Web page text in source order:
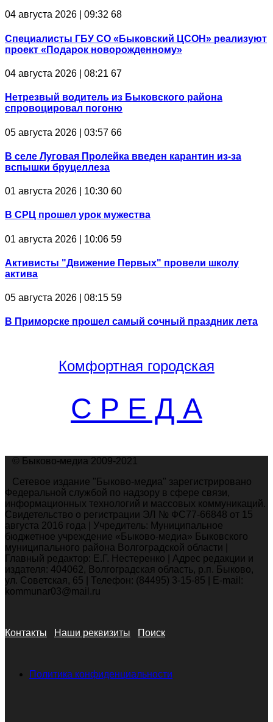
04 августа 2026 | 09:32 68
Специалисты ГБУ СО «Быковский ЦСОН» реализуют
проект «Подарок новорожденному»
04 августа 2026 | 08:21 67
Нетрезвый водитель из Быковского района
спровоцировал погоню
05 августа 2026 | 03:57 66
В селе Луговая Пролейка введен карантин из-за
вспышки бруцеллеза
01 августа 2026 | 10:30 60
В СРЦ прошел урок мужества
01 августа 2026 | 10:06 59
Активисты "Движение Первых" провели школу
актива
05 августа 2026 | 08:15 59
В Приморске прошел самый сочный праздник лета
Комфортная городская
С Р Е Д А
© Быково-медиа 2009-2021
Сетевое издание "Быково-медиа" зарегистрировано
Федеральной службой по надзору в сфере связи,
информационных технологий и массовых коммуникаций.
Свидетельство о регистрации ЭЛ № ФС77-66848 от 15
августа 2016 года | Учредитель: Муниципальное
бюджетное учреждение «Быково-медиа» Быковского
муниципального района Волгоградской области |
Главный редактор: Е.Г. Нестеренко | Адрес редакции и
издателя: 404062, Волгоградская область, р.п. Быково,
ул. Советская, 65 | Телефон: (84495) 3-15-85 | E-mail:
kommunar03@mail.ru
Контакты Наши реквизиты Поиск
Политика конфиденциальности